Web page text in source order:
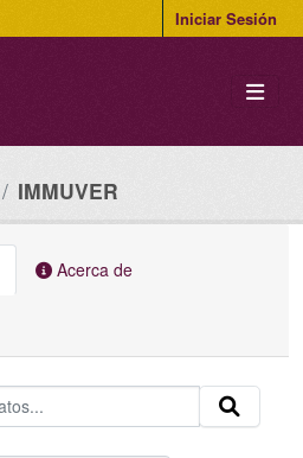
Iniciar Sesión
IMMUVER
Acerca de